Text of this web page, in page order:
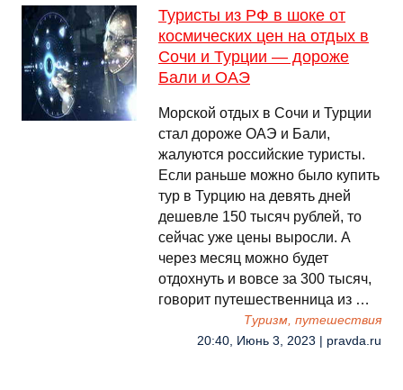
Туристы из РФ в шоке от
космических цен на отдых в
Сочи и Турции — дороже
Бали и ОАЭ
Морской отдых в Сочи и Турции
стал дороже ОАЭ и Бали,
жалуются российские туристы.
Если раньше можно было купить
тур в Турцию на девять дней
дешевле 150 тысяч рублей, то
сейчас уже цены выросли. А
через месяц можно будет
отдохнуть и вовсе за 300 тысяч,
говорит путешественница из …
Туризм, путешествия
20:40, Июнь 3, 2023 | pravda.ru